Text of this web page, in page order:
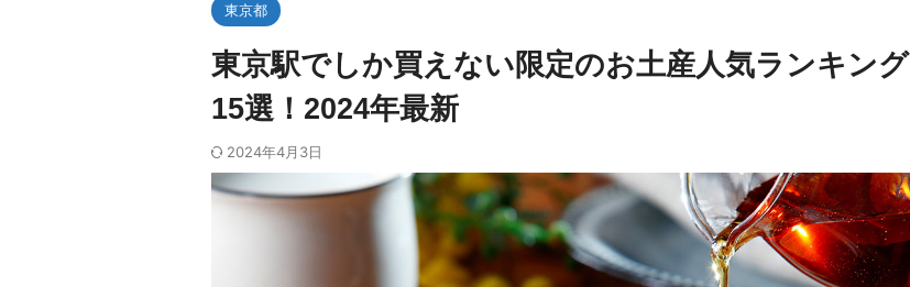
東京都
東京駅でしか買えない限定のお土産人気ランキング
15選！2024年最新
2024年4月3日